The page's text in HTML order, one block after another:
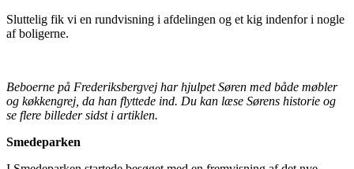
Sluttelig fik vi en rundvisning i afdelingen og et kig indenfor i nogle
af boligerne.
Beboerne på Frederiksbergvej har hjulpet Søren med både møbler
og køkkengrej, da han flyttede ind. Du kan læse Sørens historie og
se flere billeder sidst i artiklen.
Smedeparken